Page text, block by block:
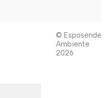
© Esposende
Ambiente
2026